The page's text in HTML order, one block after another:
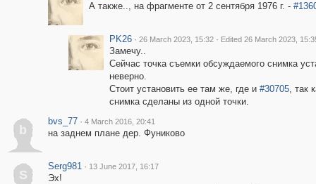
А также.., на фрагменте от 2 сентября 1976 г. -
PK26 · 26 March 2023, 15:32 · Edited 26 March 2023,
Замечу..
Сейчас точка съемки обсуждаемого снимка
неверно.
Стоит установить ее там же, где и #30705, так
снимка сделаны из одной точки.
b
bvs_77 · 4 March 2016, 20:41
на заднем плане дер. Фуниково
S
Serg981 · 13 June 2017, 16:17
Эх!